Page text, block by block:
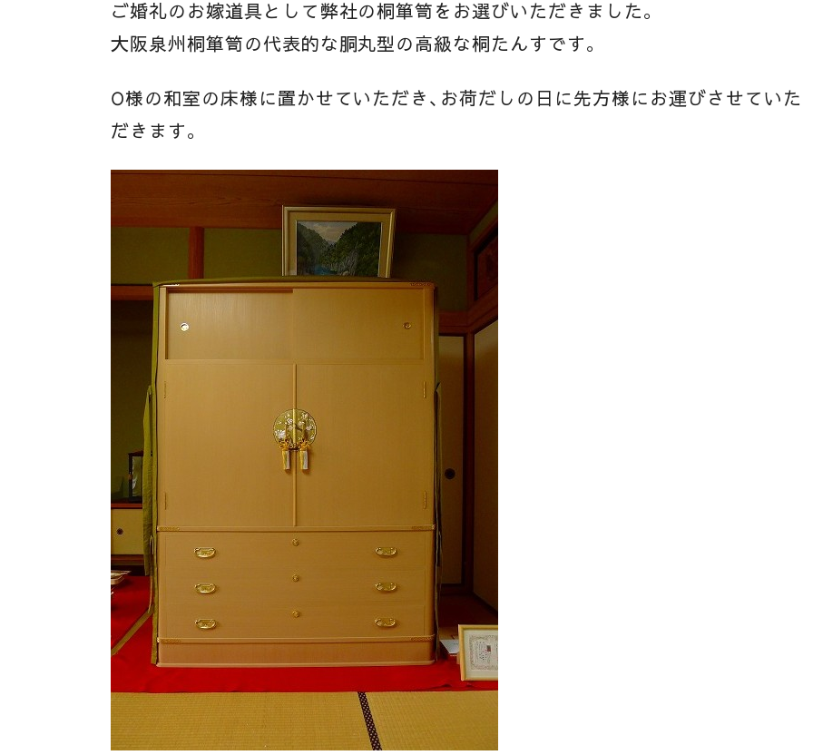
ご婚礼のお嫁道具として弊社の桐箪笥をお選びいただきました。
大阪泉州桐箪笥の代表的な胴丸型の高級な桐たんすです。
O様の和室の床様に置かせていただき、お荷だしの日に先方様にお運びさせていた
だきます。